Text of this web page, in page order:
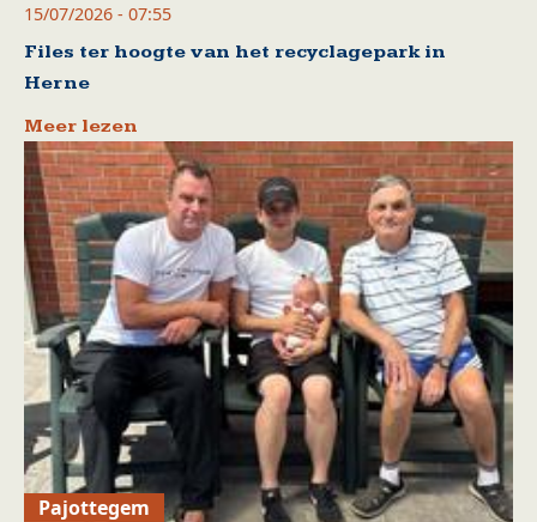
15/07/2026 - 07:55
Files ter hoogte van het recyclagepark in
Herne
Meer lezen
Pajottegem